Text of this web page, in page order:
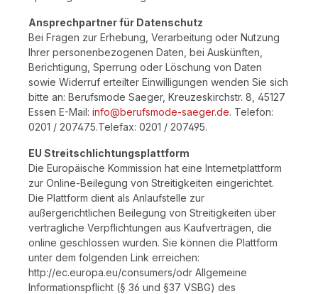
Ansprechpartner für Datenschutz
Bei Fragen zur Erhebung, Verarbeitung oder Nutzung
Ihrer personenbezogenen Daten, bei Auskünften,
Berichtigung, Sperrung oder Löschung von Daten
sowie Widerruf erteilter Einwilligungen wenden Sie sich
bitte an: Berufsmode Saeger, Kreuzeskirchstr. 8, 45127
Essen E-Mail: info@berufsmode-saeger.de. Telefon:
0201 / 207475.Telefax: 0201 / 207495.
EU Streitschlichtungsplattform
Die Europäische Kommission hat eine Internetplattform
zur Online-Beilegung von Streitigkeiten eingerichtet.
Die Plattform dient als Anlaufstelle zur
außergerichtlichen Beilegung von Streitigkeiten über
vertragliche Verpflichtungen aus Kaufverträgen, die
online geschlossen wurden. Sie können die Plattform
unter dem folgenden Link erreichen:
http://ec.europa.eu/consumers/odr Allgemeine
Informationspflicht (§ 36 und §37 VSBG) des